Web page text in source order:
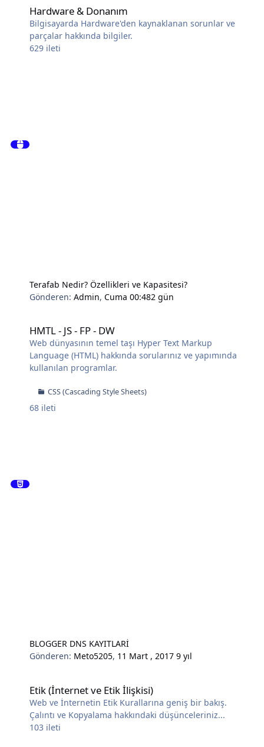
Hardware & Donanım
Bilgisayarda Hardware'den kaynaklanan sorunlar ve
parçalar hakkında bilgiler.
629 ileti
Terafab Nedir? Özellikleri ve Kapasitesi?
Gönderen:Admin,Cuma 00:482 gün
HMTL - JS - FP - DW
Web dünyasının temel taşı Hyper Text Markup
Language (HTML) hakkında sorularınız ve yapımında
kullanılan programlar.
CSS (Cascading Style Sheets)
68 ileti
BLOGGER DNS KAYITLARİ
Gönderen: Meto5205, 11 Mart , 20179 yıl
Etik (İnternet ve Etik İlişkisi)
Web ve İnternetin Etik Kurallarına geniş bir bakış.
Çalıntı ve Kopyalama hakkındaki düşünceleriniz...
103 ileti